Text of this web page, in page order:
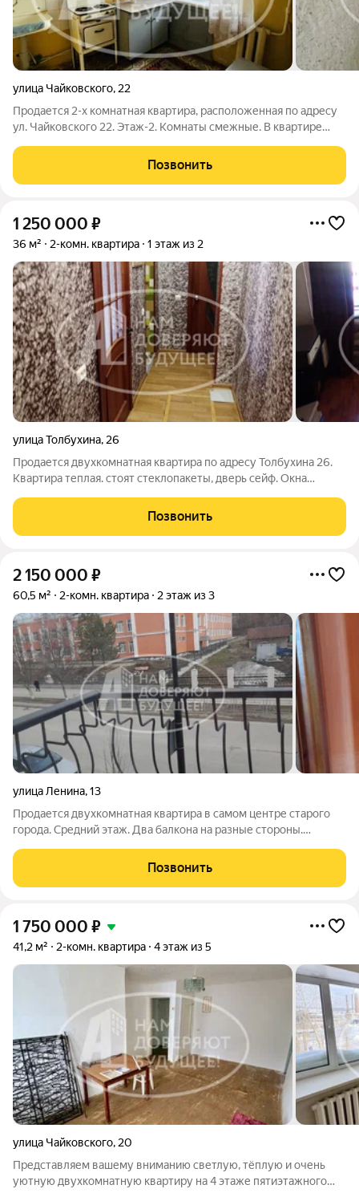
улица Чайковского, 22
Продается 2-х комнатная квартира, расположенная по адресу
ул. Чайковского 22. Этаж-2. Комнаты смежные. В квартире
дворе детская площадка. В шаговой доступности: школа, дет.
сад, магазины,
Позвонить
1 250 000 ₽
36 м² 2-комн. квартира 1 этаж из 2
улица Толбухина, 26
Продается двухкомнатная квартира по адресу Толбухина 26.
Квартира теплая. стоят стеклопакеты, дверь сейф. Окна
доступности: магазины. остановка. Район тихий и спокойный.
Дом признан аварийным до
Позвонить
2 150 000 ₽
60,5 м² 2-комн. квартира 2 этаж из 3
улица Ленина,13
Продается двухкомнатная квартира в самом центре старого
города. Средний этаж. Два балкона на разные стороны.
м2, ванна и туалет раздельно. В квартире сделан
косметический ремонт: на всех окнах
Позвонить
1 750 000 ₽
41,2 м² 2-комн. квартира 4 этаж из 5
улица Чайковского, 20
Представляем вашему вниманию светлую, тёплую и очень
уютную двухкомнатную квартиру на 4 этаже пятиэтажного